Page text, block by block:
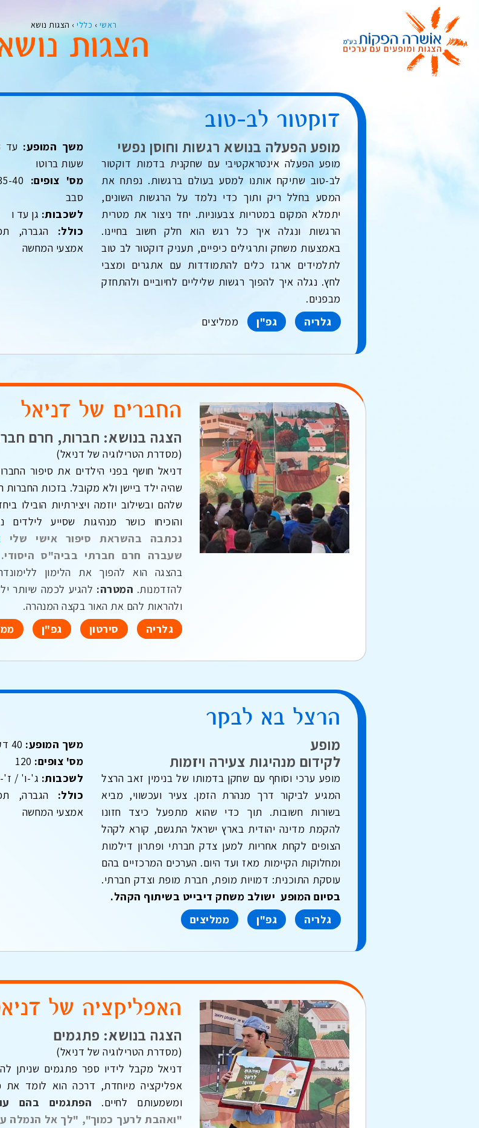
ראשי › כללי › הצגות נושאהצגות
דוקטור לב-טוב
מופע הפעלה בנושא רגשות וחוסן נפשי
מופע הפעלה אינטראקטיבי עם שחקנית בדמות דוקטור
לב-טוב שתיקח אותנו למסע בעולם ברגשות. נפתח את
המסע בחלל ריק ותוך כדי נלמד על הרגשות השונים,
יתמלא המקום במטריות צבעוניות. יחד ניצור את מטרית
הרגשות ונגלה איך כל רגש הוא חלק חשוב בחיינו.
באמצעות משחק ותרגילים כיפיים, תעניק דוקטור לב טוב
לתלמידים ארגז כלים להתמודדות עם אתגרים ומצבי
לחץ. נגלה איך להפוך רגשות שליליים לחיוביים ולהתחזק
מבפנים.
משך המופע:
שעות ברוטו
מס' צופים:
סבב
לשכבות: גן עד ו
כולל: הגברה,
אמצעי המחשה
גלריה גפ"ן ממליצים
החברים של דניאל
הצגה בנושא: חברות, חרם
(מסדרת הטרילוגיה של דניאל)
דניאל חושף בפני הילדים את סיפור
שהיה ילד ביישן ולא מקובל. בזכות החברות
שלהם ובשילוב יוזמה ויצירתיות הובילו
והוכיחו כושר מנהיגות שסייע לילדים
נכתבה בהשראת סיפור אישי שלי
שעברה חרם חברתי בביה"ס היסודי.
בהצגה הוא להפוך את הלימון
להזדמנות. המטרה: להגיע לכמה שיותר
ולהראות להם את האור בקצה המנהרה.
גלריה סירטון גפ"ן
הרצל בא לבקר
מופע
לקידום מנהיגות צעירה ויזמות
מופע ערכי וסוחף עם שחקן בדמותו של בנימין זאב הרצל
המגיע לביקור דרך מנהרת הזמן. צעיר ועכשווי, מביא
בשורות חשובות. תוך כדי שהוא מתפעל כיצד חזונו
להקמת מדינה יהודית בארץ ישראל התגשם, קורא לקהל
הצופים לקחת אחריות למען צדק חברתי ופתרון דילמות
ומחלוקות הקיימות מאז ועד היום. הערכים המרכזיים בהם
עוסקת התוכנית: דמויות מופת, חברת מופת וצדק חברתי.
בסיום המופע ישולב משחק דיבייט בשיתוף הקהל.
משך המופע:
מס' צופים:
לשכבות: ג'-ו' /
כולל: הגברה,
אמצעי המחשה
גלריה גפ"ן ממליצים
האפליקציה של
הצגה בנושא: פתגמים
(מסדרת הטרילוגיה של דניאל)
דניאל מקבל לידיו ספר פתגמים שניתן
אפליקציה מיוחדת, דרכה הוא לומד את
ומשמעותם לחיים. הפתגמים בהם
"ואהבת לרעך כמוך", "לך אל הנמלה